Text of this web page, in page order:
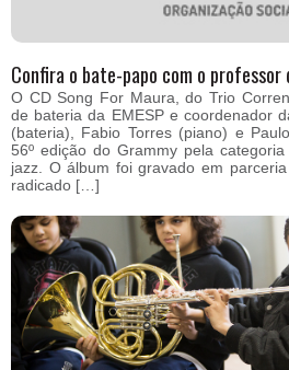
Confira o bate-papo com o professor
O CD Song For Maura, do Trio
de bateria da EMESP e coordenador
(bateria), Fabio Torres (piano) e
56º edição do Grammy pela
jazz. O álbum foi gravado em
radicado […]